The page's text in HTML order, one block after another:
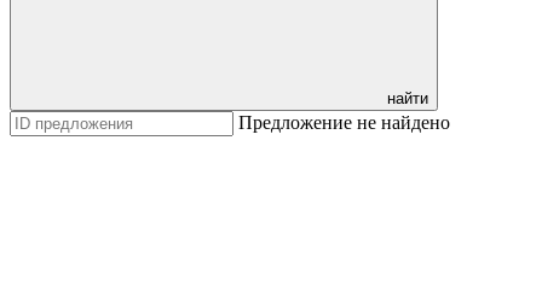
найти
Предложение не найдено